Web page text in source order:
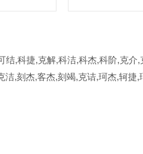
结,科捷,克解,科洁,科杰,科阶,克
,刻杰,客杰,刻竭,克诘,珂杰,轲捷